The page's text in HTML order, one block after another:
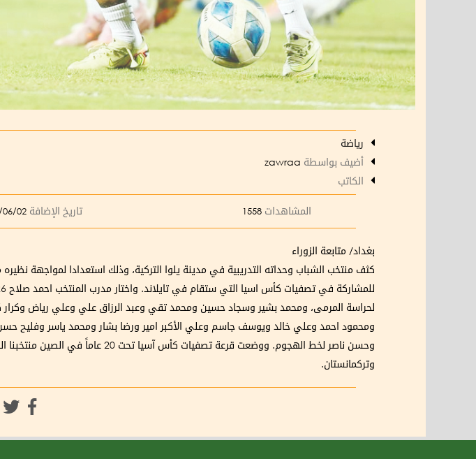
رياضة
أضيف بواسطة
الكاتب
المشاهدات 1558 تاريخ الإضافة - 10:00 PM
بغداد/ متابعة الزوراء
كثف منتخب الشباب وحداته التدريبية في مدينة يلوا التركية، وذلك استعدادا لمواجهة
لحراسة المرمى، ومحمد بشير وسجاد حسين ومحمد تقي وعبد الرزاق علي وعلي رياض
ومحمود احمد وعلي خالد ويوسف جاسم وعلي الأكبر امير ورضا بشار ومحمد ياسر وفليح
وحسن ناصر لخط الهجوم. ووضعت قرعة
وتركمانستان.